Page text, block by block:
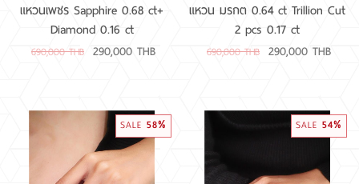
แหวนเพชร Sapphire 0.68 ct+
Diamond 0.16 ct
690,000 THB 290,000 THB
แหวน มรกต 0.64 ct Trillion Cut
2 pcs 0.17 ct
690,000 THB 290,000 THB
SALE 58% SALE 54%